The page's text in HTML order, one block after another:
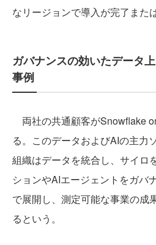
なリージョンで導入が完了また
ガバナンスの効いたデータ
事例
両社の共通顧客がSnowflake
る。このデータおよびAIの主力
組織はデータを統合し、サイロ
ションやAIエージェントをガバ
で展開し、測定可能な事業の成
るという。